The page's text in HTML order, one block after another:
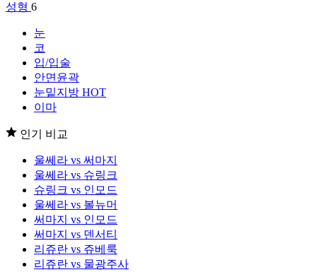
성형 6
눈
코
입/입술
안면윤곽
눈밑지방 HOT
이마
인기 비교
울쎄라 vs 써마지
울쎄라 vs 슈링크
슈링크 vs 인모드
울쎄라 vs 볼뉴머
써마지 vs 인모드
써마지 vs 덴서티
리쥬란 vs 쥬베룩
리쥬란 vs 물광주사